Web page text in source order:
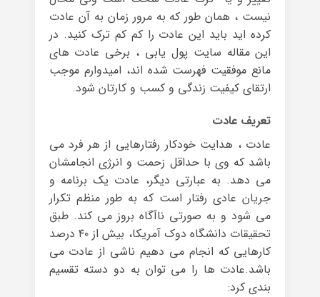
نیست ، همان طور که به مرور زمان به آن عادت
کرده اید باید این عادت را کم کم ترک کنید. در
این مقاله سایت پول یابی ، برخی عادت های
مانع موفقیت فهرست شده اند، امیدوارم موجب
ارتقای کیفیت زندگی و کسب و کارتان شود.
تعریف عادت
عادت ، هدایت خودکار رفتارهایی از هر فرد می
باشد که وی با حداقل زحمت و انرژی انجامشان
می دهد. به عبارتی دیگر، عادت یک برنامه و
جریان عادی رفتار است که به طور منظم تکرار
می شود و به صورتی ناآگاه بروز می کند. طبق
تحقیقات دانشگاه دوک آمریکا، بیش از ۴۰ درصد
کارهایی که انجام می دهیم ناشی از عادت می
باشد.عادت ها را می توان به دو دسته تقسیم
بندی کرد: